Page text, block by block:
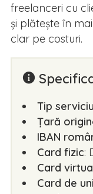
freelanceri cu
și plătește în
clar pe costuri.
Tip serviciu
Țară
IBAN
Card fizic:
Card
Card de